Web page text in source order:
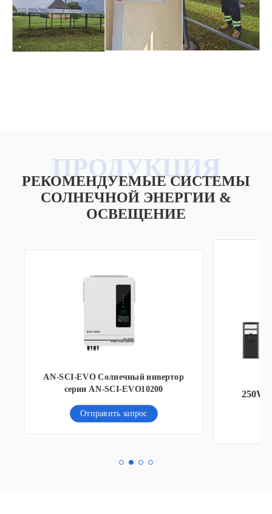
РЕКОМЕНДУЕМЫЕ СИСТЕМЫ
СОЛНЕЧНОЙ ЭНЕРГИИ &
ОСВЕЩЕНИЕ
250W Солнечный уличный свет
Отправить запрос